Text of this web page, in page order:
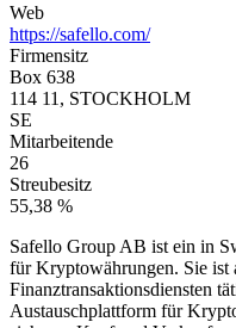
Web
https://safello.com/
Firmensitz
Box 638
114 11, STOCKHOLM
SE
Mitarbeitende
26
Streubesitz
55,38 %
Safello Group AB ist ein in
für Kryptowährungen. Sie ist
Finanztransaktionsdiensten
Austauschplattform für